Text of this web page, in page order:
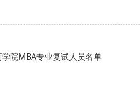
院MBA专业复试人员名单